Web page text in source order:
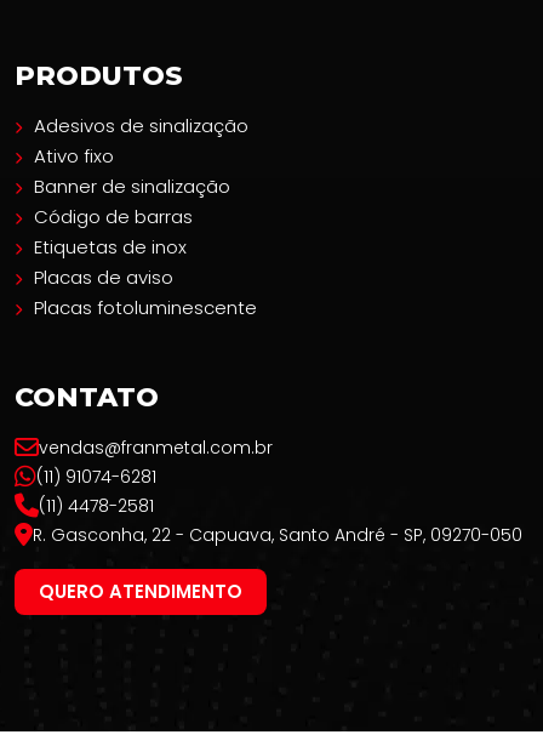
PRODUTOS
Adesivos de sinalização
Ativo fixo
Banner de sinalização
Código de barras
Etiquetas de inox
Placas de aviso
Placas fotoluminescente
CONTATO
vendas@franmetal.com.br
(11) 91074-6281
(11) 4478-2581
R. Gasconha, 22 - Capuava, Santo André - SP, 09270-050
QUERO ATENDIMENTO